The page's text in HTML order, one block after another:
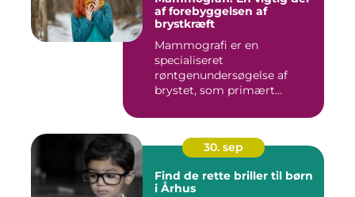
af forebyggelsen af
brystkræft
Mammografi er en
specialiseret
røntgenundersøgelse af
brystet, som primært
30. sep
Find de rette briller til børn
i Århus